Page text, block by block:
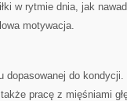
w rytmie dnia, jak
motywacja.
dopasowanej do
pracę z mięśniami